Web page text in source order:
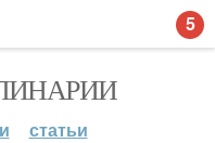
статьи
5